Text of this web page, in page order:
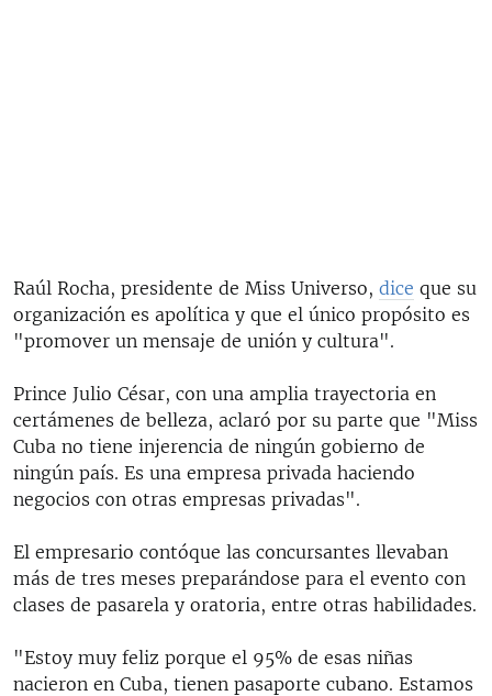
Raúl Rocha, presidente de Miss Universo, dice que su
organización es apolítica y que el único propósito es
"promover un mensaje de unión y cultura".
Prince Julio César, con una amplia trayectoria en
certámenes de belleza, aclaró por su parte que "Miss
Cuba no tiene injerencia de ningún gobierno de
ningún país. Es una empresa privada haciendo
negocios con otras empresas privadas".
El empresario contóque las concursantes llevaban
más de tres meses preparándose para el evento con
clases de pasarela y oratoria, entre otras habilidades.
"Estoy muy feliz porque el 95% de esas niñas
nacieron en Cuba, tienen pasaporte cubano. Estamos